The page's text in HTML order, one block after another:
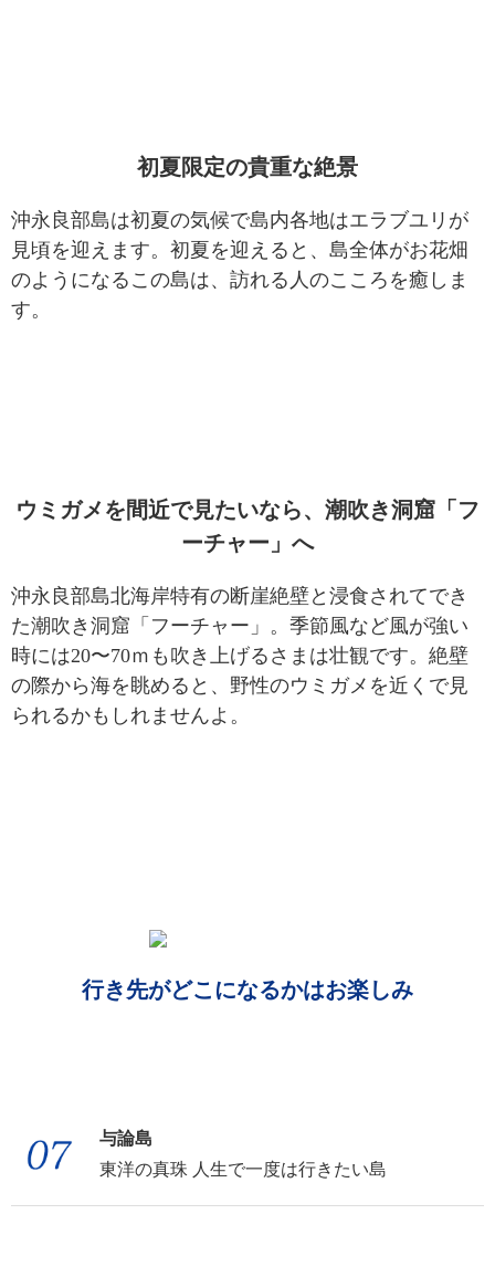
初夏限定の貴重な絶景
沖永良部島は初夏の気候で島内各地はエラブユリが
見頃を迎えます。初夏を迎えると、島全体がお花畑
のようになるこの島は、訪れる人のこころを癒しま
す。
ウミガメを間近で見たいなら、潮吹き洞窟「フ
ーチャー」へ
沖永良部島北海岸特有の断崖絶壁と浸食されてでき
た潮吹き洞窟「フーチャー」。季節風など風が強い
時には20〜70ｍも吹き上げるさまは壮観です。絶壁
の際から海を眺めると、野性のウミガメを近くで見
られるかもしれませんよ。
行き先がどこになるかはお楽しみ
与論島
東洋の真珠 人生で一度は行きたい島